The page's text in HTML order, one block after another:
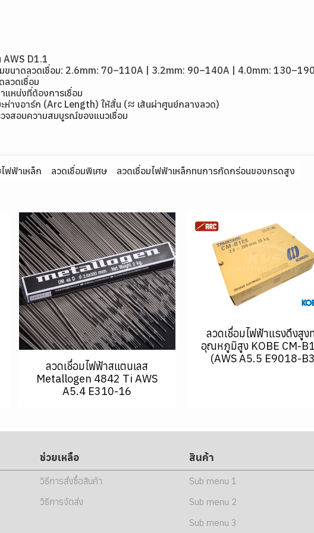
AWS D1.1
ขนาดลวดเชื่อม: 2.6mm: 70–110A | 3.2mm: 90–140A | 4.0mm:
ลวดเชื่อม
หน่งที่ต้องการเชื่อม
ะห่างอาร์ก (Arc Length) ให้สั้น (≈ เส้นผ่าศูนย์กลางลวด)
จสอบความสมบูรณ์ของแนวเชื่อม
ฟฟ้าเหล็ก ลวดเชื่อมพิเศษ ลวดเชื่อมไฟฟ้าเหล็กทนการกัดกร่อนของกรดสูง
ลวดเชื่อมไฟฟ้าสแตนเลส
Metallogen 4842 Ti AWS
A5.4 E310-16
ลวดเชื่อมไฟฟ้าแรงดึงสูง
อุณหภูมิสูง KOBE CM-
(AWS A5.5 E9018-
ช่วยเหลือ
วิธีการสั่งซื้อสินค้า
วิธีการจัดส่ง
สินค้า
Sub menu 1
Sub menu 2
Sub menu 3